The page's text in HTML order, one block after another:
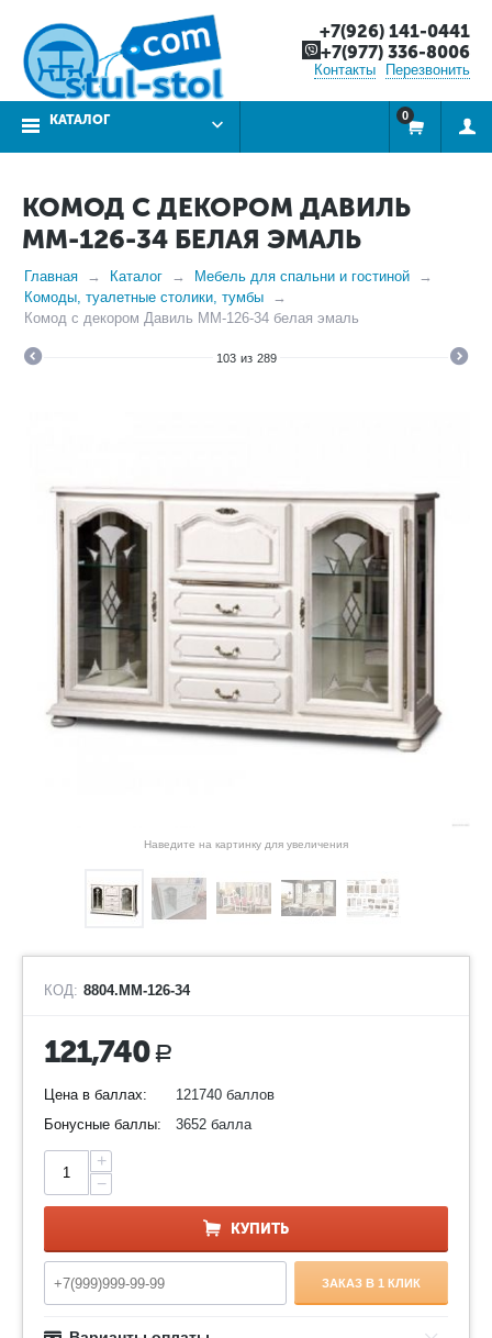
+7(926) 141-0441
+7(977) 336-8006
Контакты Перезвонить
КАТАЛОГ 0
КОМОД С ДЕКОРОМ ДАВИЛЬ
ММ-126-34 БЕЛАЯ ЭМАЛЬ
Главная Каталог
Мебель для спальни и гостиной
Комоды, туалетные столики, тумбы
Комод с декором Давиль ММ-126-34 белая эмаль
103 из 289
Наведите на картинку для увеличения
КОД: 8804.ММ-126-34
121,740 Р
Цена в баллах:
121740 баллов
Бонусные баллы:
3652 балла
+
−
КУПИТЬ
ЗАКАЗ В 1 КЛИК